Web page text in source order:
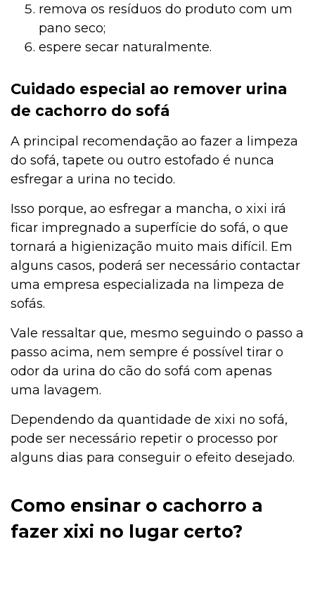
Filhote
Curiosidades
Curiosidades
Curiosidades
Cultivo e Manutenção
Comportamento
remova os resíduos do produto com um
pano seco;
espere secar naturalmente.
Cuidado especial ao remover urina
de cachorro do sofá
A principal recomendação ao fazer a limpeza
do sofá, tapete ou outro estofado é nunca
esfregar a urina no tecido.
Isso porque, ao esfregar a mancha, o xixi irá
ficar impregnado a superfície do sofá, o que
tornará a higienização muito mais difícil. Em
alguns casos, poderá ser necessário contactar
uma empresa especializada na limpeza de
sofás.
Vale ressaltar que, mesmo seguindo o passo a
passo acima, nem sempre é possível tirar o
odor da urina do cão do sofá com apenas
uma lavagem.
Dependendo da quantidade de xixi no sofá,
pode ser necessário repetir o processo por
alguns dias para conseguir o efeito desejado.
Como ensinar o cachorro a
fazer xixi no lugar certo?